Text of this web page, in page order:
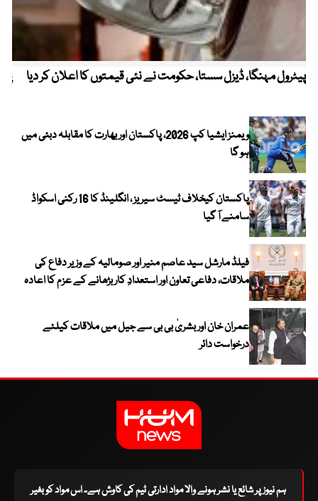
پیٹرول مہنگا، ڈیزل سستا، حکومت نے نئی قیمتوں کا اعلان کر دیا
ویمنز ایشیا کپ 2026، پاکستان اور بھارت کا مقابلہ دبئی میں
ہو گا
پاکستان کیخلاف ٹیسٹ سیریز ، انگلینڈ کا 16 رکنی اسکواڈ
سامنے آ گیا
فیلڈ مارشل سید عاصم منیر اور صومالیہ کے وزیر دفاع کی
ملاقات، دفاعی تعاون اور استعدادِ کار بڑھانے کے عزم کا اعادہ
عمران خان اور بشریٰ بی بی سے جیل میں ملاقات کیلئے
درخواست دائر
ہم نیوز پر شائع یا نشر ہونے والا مواد ادارتی ٹیم کی کاوش ہے۔ اس مواد کو بغیر